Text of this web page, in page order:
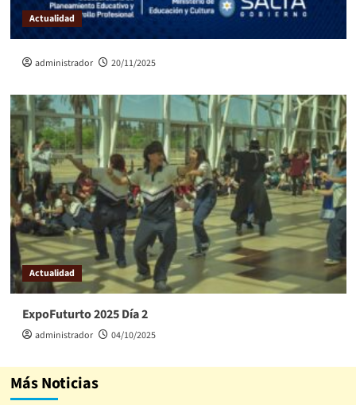
Actualidad
administrador 20/11/2025
Actualidad
ExpoFuturto 2025 Día 2
administrador 04/10/2025
Más Noticias